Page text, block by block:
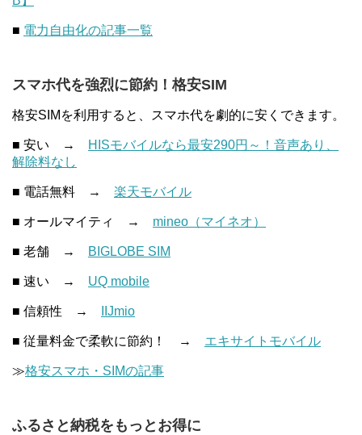
■ 電力自由化の記事一覧
スマホ代を強烈に節約！格安SIM
格安SIMを利用すると、スマホ代を劇的に安くできます。
■ 安い →
HISモバイルなら最安290円～！音声あり、
解除料なし
■ 電話無料 → 楽天モバイル
■ オールマイティ → mineo（マイネオ）
■ 老舗 → BIGLOBE SIM
■ 速い → UQ mobile
■ 信頼性 → IIJmio
■ 従量料金で柔軟に節約！ → エキサイトモバイル
≫格安スマホ・SIMの記事
ふるさと納税をもっとお得に